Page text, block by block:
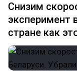
Снизим
эксперимент
стране как